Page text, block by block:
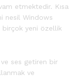
etmektedir. Kısa
nesil Windows
birçok yeni özellik
ses getiren bir
ve